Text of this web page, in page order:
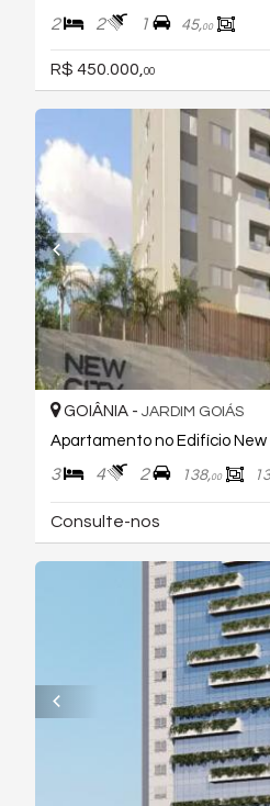
2 2 1 45,00
R$ 450.000, 00
GOIÂNIA - JARDIM GOIÁS
Apartamento no Edifício
3 4 2 138,00
Consulte-nos